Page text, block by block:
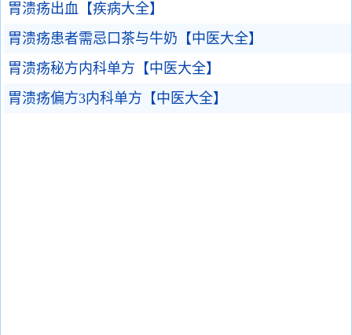
胃溃疡出血【疾病大全】
胃溃疡患者需忌口茶与牛奶【中医大全】
胃溃疡秘方内科单方【中医大全】
胃溃疡偏方3内科单方【中医大全】